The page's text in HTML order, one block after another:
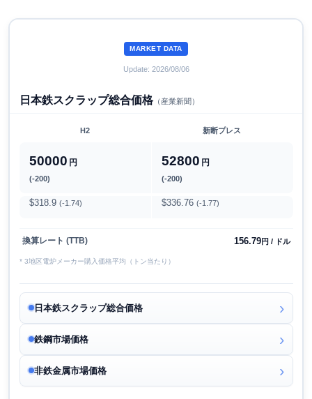
MARKET DATA
Update: 2026/08/06
日本鉄スクラップ総合価格（産業新聞）
H2 新断プレス
50000 円
(-200)
52800 円
(-200)
$318.9 (-1.74) $336.76 (-1.77)
換算レート (TTB) 156.79円 / ドル
* 3地区電炉メーカー購入価格平均（トン当たり）
日本鉄スクラップ総合価格
鉄鋼市場価格
非鉄金属市場価格